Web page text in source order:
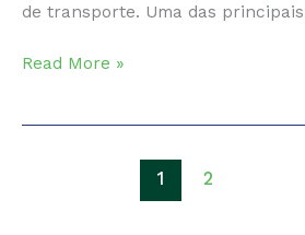
de transporte. Uma das
Vantagens
Read More »
1 2